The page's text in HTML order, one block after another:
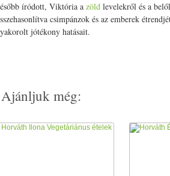
íródott, Viktória a zöldlevelekről és a
csimpánzok és az emberek
jótékony hatásait.
még: